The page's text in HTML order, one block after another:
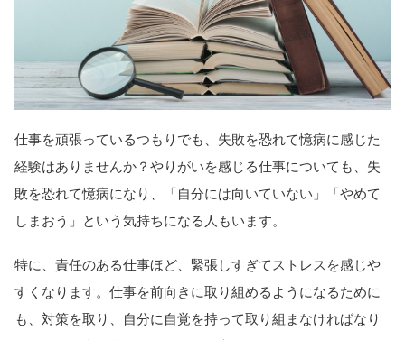
仕事を頑張っているつもりでも、失敗を恐れて憶病に感じた
経験はありませんか？やりがいを感じる仕事についても、失
敗を恐れて憶病になり、「自分には向いていない」「やめて
しまおう」という気持ちになる人もいます。
特に、責任のある仕事ほど、緊張しすぎてストレスを感じや
すくなります。仕事を前向きに取り組めるようになるために
も、対策を取り、自分に自覚を持って取り組まなければなり